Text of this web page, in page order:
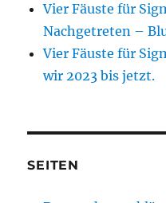
Vier Fäuste für
Nachgetreten –
Vier Fäuste für
wir 2023 bis jetzt.
SEITEN